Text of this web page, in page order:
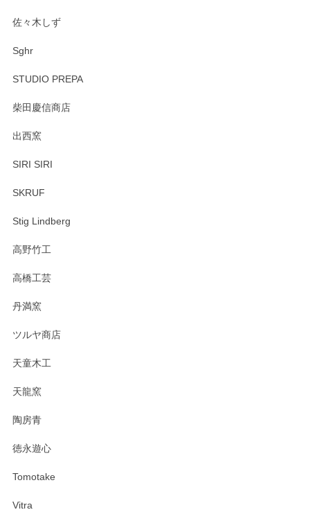
佐々木しず
Sghr
STUDIO PREPA
柴田慶信商店
出西窯
SIRI SIRI
SKRUF
Stig Lindberg
高野竹工
高橋工芸
丹満窯
ツルヤ商店
天童木工
天龍窯
陶房青
徳永遊心
Tomotake
Vitra